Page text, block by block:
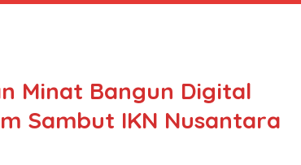
Minat Bangun Digital
Sambut IKN Nusantara